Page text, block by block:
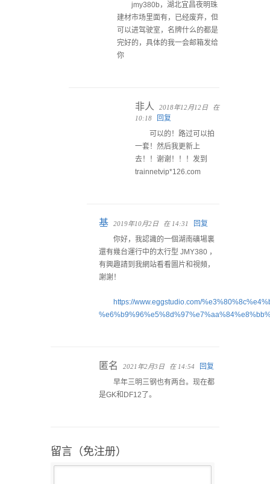
jmy380b，湖北宜昌夜明珠
建材市场里面有，已经废弃，但
可以进驾驶室，名牌什么的都是
完好的，具体的我一会邮箱发给
你
非人 2018年12月12日
在
10:18
回复
可以的！路过可以拍
一套！然后我更新上
去！！谢谢！！！发到
trainnetvip*126.com
基 2019年10月2日 在 14:31
回复
你好，我認識的一個湖南礦場裏
還有幾台運行中的太行型 JMY380 ，
有興趣請到我網站看看圖片和視頻，
謝謝！
https://www.eggstudio.com/
匿名 2021年2月3日 在 14:54
回复
早年三明三钢也有两台。现在都
是GK和DF12了。
留言（免注册）